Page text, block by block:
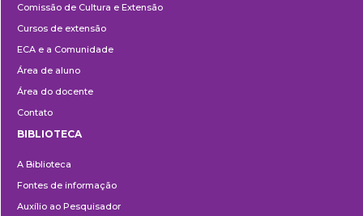
e
Extensão
Comissão de Cultura e Extensão
Cursos de extensão
ECA e a Comunidade
Área de aluno
Área do docente
Contato
BIBLIOTECA
A Biblioteca
Fontes de informação
Auxílio ao Pesquisador